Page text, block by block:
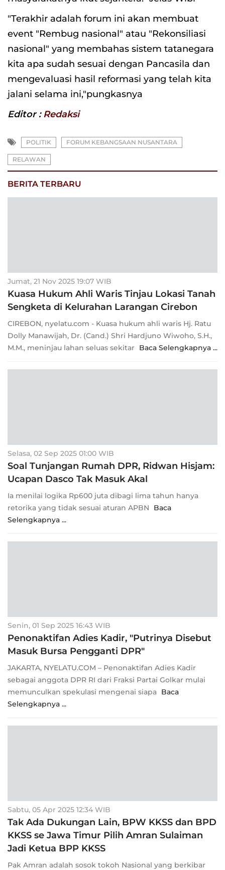
"Terakhir adalah forum ini akan membuat
event "Rembug nasional" atau "Rekonsiliasi
nasional" yang membahas sistem tatanegara
kita apa sudah sesuai dengan Pancasila dan
mengevaluasi hasil reformasi yang telah kita
jalani selama ini,"pungkasnya
Editor :Redaksi
POLITIK FORUM KEBANGSAAN NUSANTARA
RELAWAN
BERITA TERBARU
Jumat, 21 Nov 2025 19:07 WIB
Kuasa Hukum Ahli Waris Tinjau Lokasi Tanah
Sengketa di Kelurahan Larangan Cirebon
CIREBON, nyelatu.com - Kuasa hukum ahli waris Hj. Ratu
Dolly Manawijah, Dr. (Cand.) Shri Hardjuno Wiwoho, S.H.,
M.M., meninjau lahan seluas sekitar Baca Selengkapnya ...
Selasa, 02 Sep 2025 01:00 WIB
Soal Tunjangan Rumah DPR, Ridwan Hisjam:
Ucapan Dasco Tak Masuk Akal
Ia menilai logika Rp600 juta dibagi lima tahun hanya
retorika yang tidak sesuai aturan APBN
Baca
Selengkapnya ...
Senin, 01 Sep 2025 16:43 WIB
Penonaktifan Adies Kadir, "Putrinya Disebut
Masuk Bursa Pengganti DPR"
JAKARTA, NYELATU.COM – Penonaktifan Adies Kadir
sebagai anggota DPR RI dari Fraksi Partai Golkar mulai
memunculkan spekulasi mengenai siapa
Baca
Selengkapnya ...
Sabtu, 05 Apr 2025 12:34 WIB
Tak Ada Dukungan Lain, BPW KKSS dan BPD
KKSS se Jawa Timur Pilih Amran Sulaiman
Jadi Ketua BPP KKSS
Pak Amran adalah sosok tokoh Nasional yang berkibar